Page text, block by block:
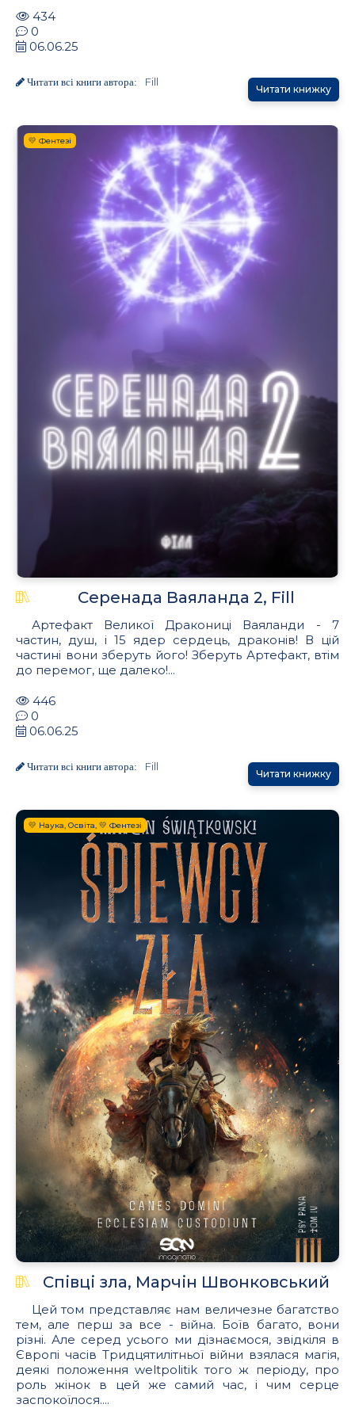
434
0
06.06.25
Читати всі книги автора: Fill
Читати книжку
💛 Фентезі
Серенада Ваяланда 2, Fill
Артефакт Великої Дракониці Ваяланди - 7
частин, душ, і 15 ядер сердець, драконів! В цій
частині вони зберуть його! Зберуть Артефакт, втім
до перемог, ще далеко!...
446
0
06.06.25
Читати всі книги автора: Fill
Читати книжку
💛 Наука, Освіта, 💛 Фентезі
Співці зла, Марчін Швонковський
Цей том представляє нам величезне багатство
тем, але перш за все - війна. Боїв багато, вони
різні. Але серед усього ми дізнаємося, звідкіля в
Європі часів Тридцятилітньої війни взялася магія,
деякі положення weltpolitik того ж періоду, про
роль жінок в цей же самий час, і чим серце
заспокоїлося....